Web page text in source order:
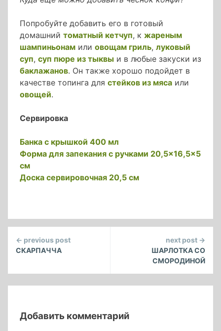
Попробуйте добавить его в готовый
домашний томатный кетчуп, к жареным
шампиньонам или овощам гриль, луковый
суп, суп пюре из тыквы и в любые закуски из
баклажанов. Он также хорошо подойдет в
качестве топинга для стейков из мяса или
овощей.
Сервировка
Банка с крышкой 400 мл
Форма для запекания с ручками 20,5×16,5×5
см
Доска сервировочная 20,5 см
Continue
Reading
← previous post
СКАРПАЧЧА
next post →
ШАРЛОТКА СО
СМОРОДИНОЙ
Добавить комментарий